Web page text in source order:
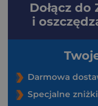
Dołącz do
i
Darmowa
Specjalne